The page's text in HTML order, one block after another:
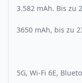
3.582 mAh. Bis zu
3650 mAh, bis zu
5G, Wi-Fi 6E,